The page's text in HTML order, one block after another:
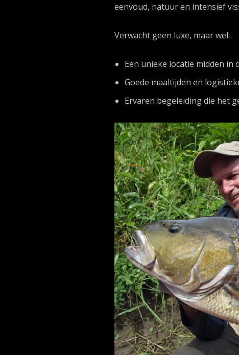
eenvoud, natuur en intensief
Verwacht geen luxe, maar wel:
Een unieke locatie midden in
Goede maaltijden en
Ervaren begeleiding die het